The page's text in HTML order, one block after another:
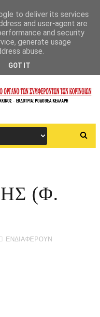
(Φ.
ΕΝΔΙΑΦΕΡΟΥΝ
to deliver its services
and user-agent are
and security
generate usage
abuse.
GOT IT